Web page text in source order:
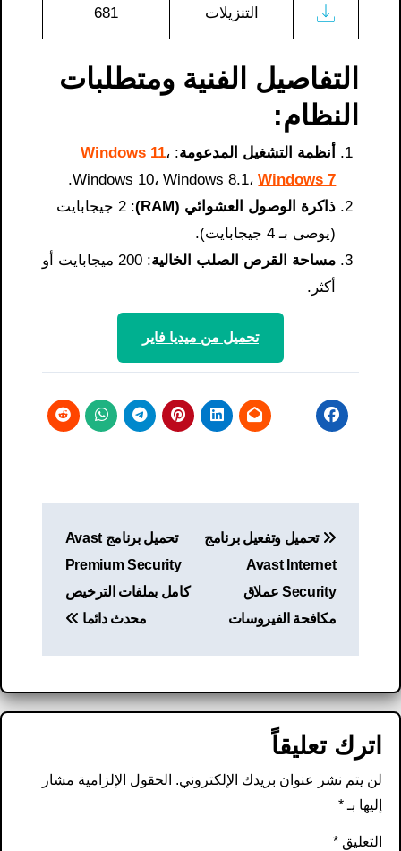
التنزيلات 681
التفاصيل الفنية ومتطلبات
النظام:
أنظمة التشغيل المدعومة:
Windows 11،
Windows 10، Windows 8.1،Windows 7
.
ذاكرة الوصول العشوائي (RAM)
: 2 جيجابايت
(يوصى بـ 4 جيجابايت).
مساحة القرص الصلب الخالية
: 200 ميجابايت أو
أكثر.
تحميل من ميديا ​​فاير
المقالات
تحميل وتفعيل برنامج
Avast Internet
Security عملاق
مكافحة الفيروسات
تحميل برنامج Avast
Premium Security
كامل بملفات الترخيص
محدث دائما
اترك تعليقاً
لن يتم نشر عنوان بريدك الإلكتروني. الحقول الإلزامية مشار
إليها بـ*
التعليق*